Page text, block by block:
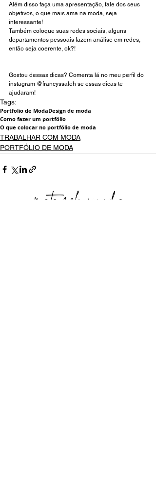
Além disso faça uma apresentação, fale dos seus
objetivos, o que mais ama na moda, seja
interessante!
Também coloque suas redes sociais, alguns
departamentos pessoais fazem análise em redes,
então seja coerente, ok?!
Gostou dessas dicas? Comenta lá no meu perfil do
instagram @francyssaleh se essas dicas te
ajudaram!
Tags:
Portfolio de ModaDesign de moda
Como fazer um portfólio
O que colocar no portfólio de moda
TRABALHAR COM MODA
PORTFÓLIO DE MODA